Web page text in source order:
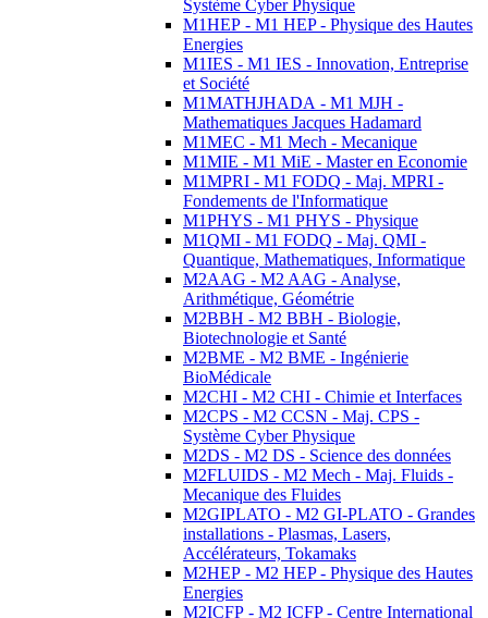
Système Cyber Physique
M1HEP - M1 HEP - Physique des Hautes
Energies
M1IES - M1 IES - Innovation, Entreprise
et Société
M1MATHJHADA - M1 MJH -
Mathematiques Jacques Hadamard
M1MEC - M1 Mech - Mecanique
M1MIE - M1 MiE - Master en Economie
M1MPRI - M1 FODQ - Maj. MPRI -
Fondements de l'Informatique
M1PHYS - M1 PHYS - Physique
M1QMI - M1 FODQ - Maj. QMI -
Quantique, Mathematiques, Informatique
M2AAG - M2 AAG - Analyse,
Arithmétique, Géométrie
M2BBH - M2 BBH - Biologie,
Biotechnologie et Santé
M2BME - M2 BME - Ingénierie
BioMédicale
M2CHI - M2 CHI - Chimie et Interfaces
M2CPS - M2 CCSN - Maj. CPS -
Système Cyber Physique
M2DS - M2 DS - Science des données
M2FLUIDS - M2 Mech - Maj. Fluids -
Mecanique des Fluides
M2GIPLATO - M2 GI-PLATO - Grandes
installations - Plasmas, Lasers,
Accélérateurs, Tokamaks
M2HEP - M2 HEP - Physique des Hautes
Energies
M2ICFP - M2 ICFP - Centre International